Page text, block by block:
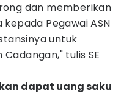
dan memberikan
Pegawai ASN
untuk
tulis SE
dapat uang saku